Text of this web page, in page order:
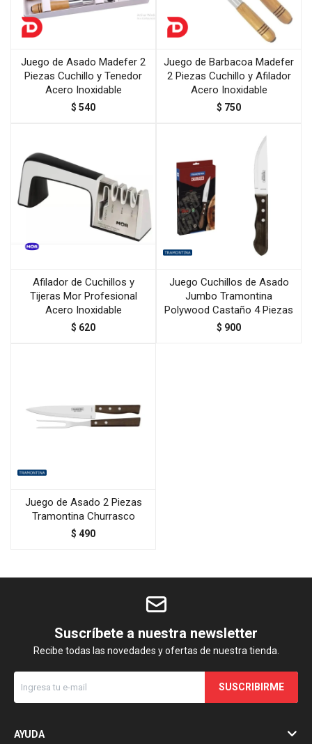
Juego de Asado Madefer 2
Piezas Cuchillo y Tenedor
Acero Inoxidable
$ 540
Juego de Barbacoa Madefer
2 Piezas Cuchillo y Afilador
Acero Inoxidable
$ 750
Afilador de Cuchillos y
Tijeras Mor Profesional
Acero Inoxidable
$ 620
Juego Cuchillos de Asado
Jumbo Tramontina
Polywood Castaño 4 Piezas
$ 900
Juego de Asado 2 Piezas
Tramontina Churrasco
$ 490
Suscríbete a nuestra newsletter
Recibe todas las novedades y ofertas de nuestra tienda.
SUSCRIBIRME
AYUDA